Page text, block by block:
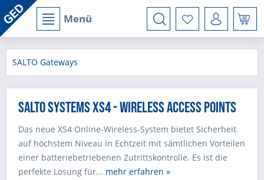
Menü
SALTO Gateways
SALTO Systems XS4 - Wireless Access Points
Das neue XS4 Online-Wireless-System bietet Sicherheit
auf höchstem Niveau in Echtzeit mit sämtlichen Vorteilen
einer batteriebetriebenen Zutrittskontrolle. Es ist die
perfekte Lösung für... mehr erfahren »